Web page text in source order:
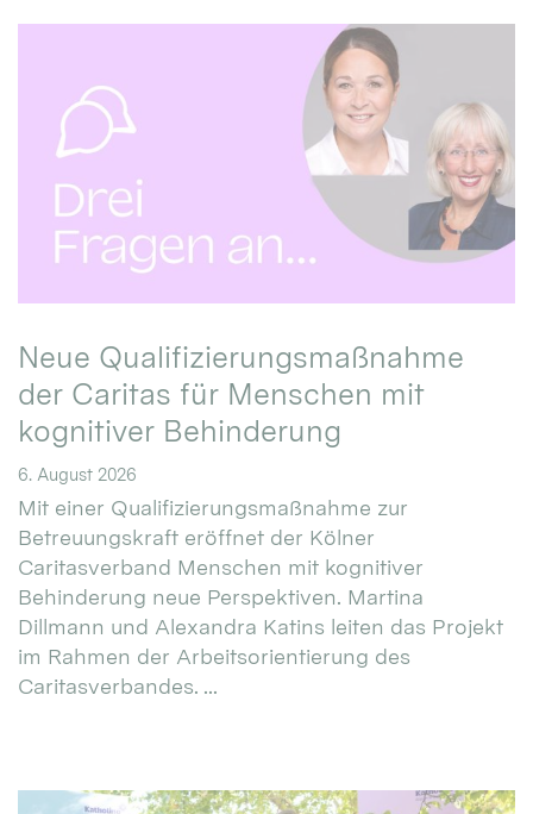
Neue Qualifizierungsmaßnahme
der Caritas für Menschen mit
kognitiver Behinderung
6. August 2026
Mit einer Qualifizierungsmaßnahme zur
Betreuungskraft eröffnet der Kölner
Caritasverband Menschen mit kognitiver
Behinderung neue Perspektiven. Martina
Dillmann und Alexandra Katins leiten das Projekt
im Rahmen der Arbeitsorientierung des
Caritasverbandes. ...